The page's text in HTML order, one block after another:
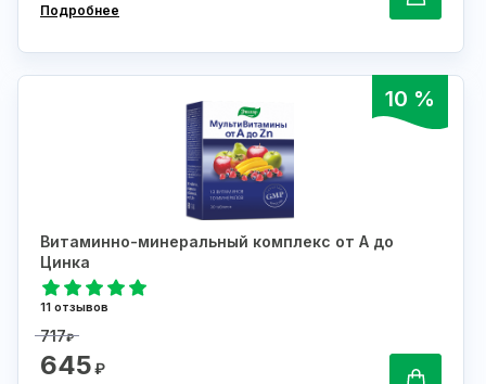
Подробнее
10 %
Витаминно-минеральный комплекс от А до
Цинка
11 отзывов
717₽
645₽